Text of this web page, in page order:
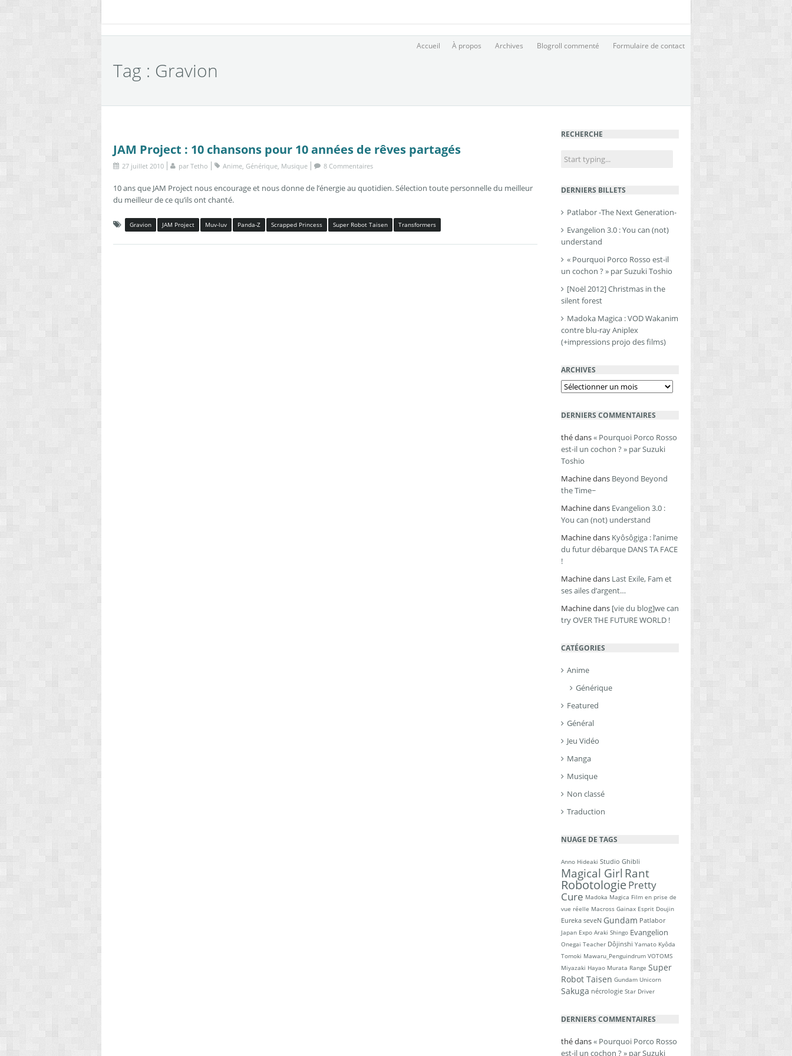
Accueil À propos Archives Blogroll commenté Formulaire de contact
Tag : Gravion
JAM Project : 10 chansons pour 10 années de rêves partagés
27 juillet 2010 par Tetho Anime, Générique, Musique 8 Commentaires
10 ans que JAM Project nous encourage et nous donne de l’énergie au quotidien. Sélection toute personnelle du meilleur
du meilleur de ce qu’ils ont chanté.
Gravion JAM Project Muv-luv Panda-Z Scrapped Princess Super Robot Taisen Transformers
RECHERCHE
DERNIERS BILLETS
Patlabor -The Next Generation-
Evangelion 3.0 : You can (not)
understand
« Pourquoi Porco Rosso est-il
un cochon ? » par Suzuki Toshio
[Noël 2012] Christmas in the
silent forest
Madoka Magica : VOD Wakanim
contre blu-ray Aniplex
(+impressions projo des films)
ARCHIVES
Archives
DERNIERS COMMENTAIRES
thédans« Pourquoi Porco Rosso
est-il un cochon ? » par Suzuki
Toshio
Machinedans Beyond Beyond
the Time~
Machinedans Evangelion 3.0 :
You can (not) understand
Machinedans Kyôsôgiga : l’anime
du futur débarque DANS TA FACE
!
Machinedans Last Exile, Fam et
ses ailes d’argent…
Machinedans [vie du blog]we can
try OVER THE FUTURE WORLD !
CATÉGORIES
Anime
Générique
Featured
Général
Jeu Vidéo
Manga
Musique
Non classé
Traduction
NUAGE DE TAGS
Anno Hideaki Studio Ghibli
Magical Girl Rant
RobotologiePretty
Cure Madoka Magica Film en prise de
vue réelle Macross Gainax Esprit Doujin
Eureka seveN Gundam Patlabor
Japan Expo Araki Shingo Evangelion
Onegai Teacher Dôjinshi Yamato Kyôda
Tomoki Mawaru_Penguindrum VOTOMS
Miyazaki Hayao Murata Range Super
Robot Taisen Gundam Unicorn
Sakuga nécrologie Star Driver
DERNIERS COMMENTAIRES
thédans« Pourquoi Porco Rosso
est-il un cochon ? » par Suzuki